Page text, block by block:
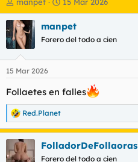
n
i
c
i
a
d
o
r
e
l
t
e
m
e
c
h
a
i
n
i
o
manpet
Forero del todo a cien
15 Mar 2026
Follaetes en falles
R
e
a
c
Red.Planet
FolladorDeFollaoras
Forero del todo a cien